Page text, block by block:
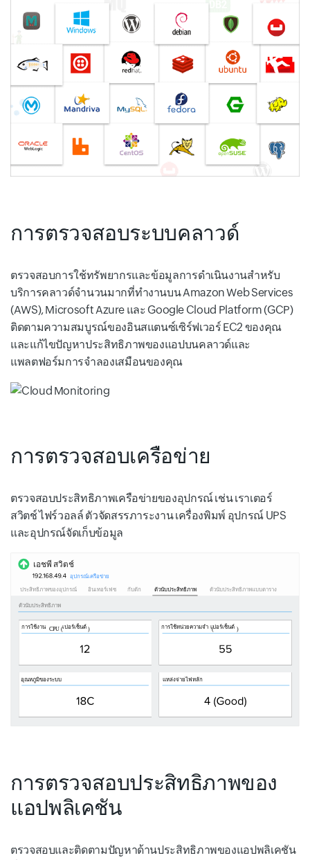
การตรวจสอบระบบคลาวด์
ตรวจสอบการใช้ทรัพยากรและข้อมูลการดำเนินงานสำหรับ
บริการคลาวด์จำนวนมากที่ทำงานบน Amazon Web Services
(AWS), Microsoft Azure และ Google Cloud Platform (GCP)
ติดตามความสมบูรณ์ของอินสแตนซ์เซิร์ฟเวอร์ EC2 ของคุณ
และแก้ไขปัญหาประสิทธิภาพของแอปบนคลาวด์และ
แพลตฟอร์มการจำลองเสมือนของคุณ
การตรวจสอบเครือข่าย
ตรวจสอบประสิทธิภาพเครือข่ายของอุปกรณ์ เช่น เราเตอร์
สวิตช์ ไฟร์วอลล์ ตัวจัดสรรภาระงาน เครื่องพิมพ์ อุปกรณ์ UPS
และอุปกรณ์จัดเก็บข้อมูล
การตรวจสอบประสิทธิภาพของ
แอปพลิเคชัน
ตรวจสอบและติดตามปัญหาด้านประสิทธิภาพของแอปพลิเคชัน